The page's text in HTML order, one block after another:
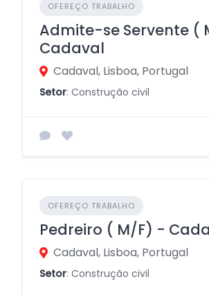
OFEREÇO TRABALHO
Admite-se Servente (
Cadaval
Cadaval, Lisboa, Portugal
Setor: Construção civil
OFEREÇO TRABALHO
Pedreiro ( M/F) -
Cadaval, Lisboa, Portugal
Setor: Construção civil